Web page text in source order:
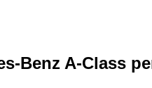
Benz A-Class